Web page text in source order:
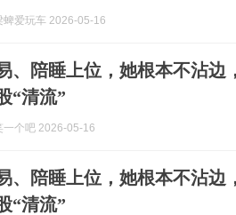
蜱爱玩车 2026-05-16
、陪睡上位，她根本不沾边
“清流”
一个吧 2026-05-16
、陪睡上位，她根本不沾边
“清流”